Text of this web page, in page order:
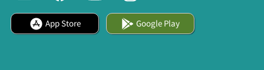
App Store Google Play